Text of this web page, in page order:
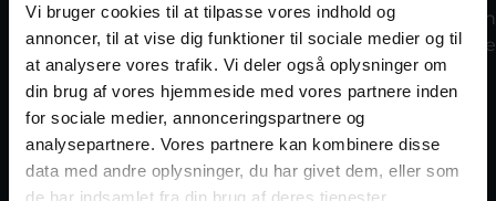
Vi bruger cookies til at tilpasse vores indhold og
annoncer, til at vise dig funktioner til sociale medier og til
at analysere vores trafik. Vi deler også oplysninger om
din brug af vores hjemmeside med vores partnere inden
for sociale medier, annonceringspartnere og
analysepartnere. Vores partnere kan kombinere disse
data med andre oplysninger, du har givet dem, eller som
de har indsamlet fra din brug af deres tjenester.
Tag med vikingerne på Bork
Vikingemarked den 7.–9....
Tag med